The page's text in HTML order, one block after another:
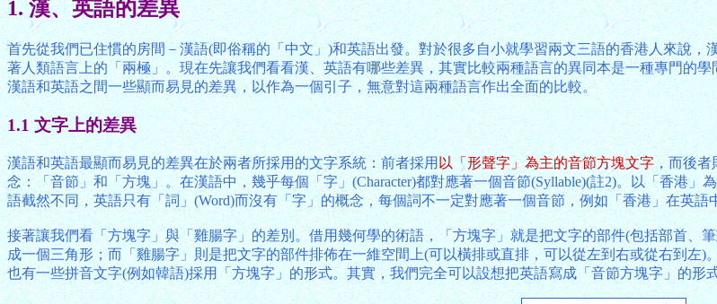
1. 漢、英語的差異
首先從我們已住慣的房間－漢語(即俗稱的「中文」)和英語出發。對於很多自小就學習兩文三語的香港人來說
著人類語言上的「兩極」。現在先讓我們看看漢、英語有哪些差異，其實比較兩種語言的異同本是一種專門的
漢語和英語之間一些顯而易見的差異，以作為一個引子，無意對這兩種語言作出全面的比較。
1.1 文字上的差異
漢語和英語最顯而易見的差異在於兩者所採用的文字系統：前者採用以「形聲字」為主的音節方塊文字，而後者
念：「音節」和「方塊」。在漢語中，幾乎每個「字」(Character)都對應著一個音節(Syllable)(註2)。以「香港
語截然不同，英語只有「詞」(Word)而沒有「字」的概念，每個詞不一定對應著一個音節，例如「香港」在英
接著讓我們看「方塊字」與「雞腸字」的差別。借用幾何學的術語，「方塊字」就是把文字的部件(包括部首、
成一個三角形；而「雞腸字」則是把文字的部件排佈在一維空間上(可以橫排或直排，可以從左到右或從右到左
也有一些拼音文字(例如韓語)採用「方塊字」的形式。其實，我們完全可以設想把英語寫成「音節方塊字」的形